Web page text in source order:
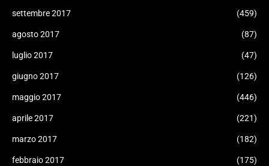
settembre 2017 (459)
agosto 2017 (87)
luglio 2017 (47)
giugno 2017 (126)
maggio 2017 (446)
aprile 2017 (221)
marzo 2017 (182)
febbraio 2017 (175)